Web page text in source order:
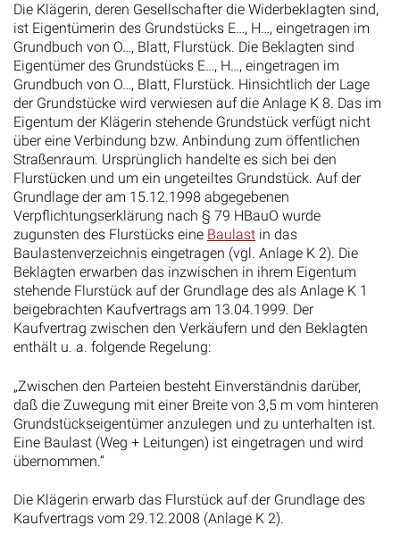
Die Klägerin, deren Gesellschafter die Widerbeklagten sind,
ist Eigentümerin des Grundstücks E…, H…, eingetragen im
Grundbuch von O…, Blatt, Flurstück. Die Beklagten sind
Eigentümer des Grundstücks E…, H…, eingetragen im
Grundbuch von O…, Blatt, Flurstück. Hinsichtlich der Lage
der Grundstücke wird verwiesen auf die Anlage K 8. Das im
Eigentum der Klägerin stehende Grundstück verfügt nicht
über eine Verbindung bzw. Anbindung zum öffentlichen
Straßenraum. Ursprünglich handelte es sich bei den
Flurstücken und um ein ungeteiltes Grundstück. Auf der
Grundlage der am 15.12.1998 abgegebenen
Verpflichtungserklärung nach § 79 HBauO wurde
zugunsten des Flurstücks eine Baulast in das
Baulastenverzeichnis eingetragen (vgl. Anlage K 2). Die
Beklagten erwarben das inzwischen in ihrem Eigentum
stehende Flurstück auf der Grundlage des als Anlage K 1
beigebrachten Kaufvertrags am 13.04.1999. Der
Kaufvertrag zwischen den Verkäufern und den Beklagten
enthält u. a. folgende Regelung:
„Zwischen den Parteien besteht Einverständnis darüber,
daß die Zuwegung mit einer Breite von 3,5 m vom hinteren
Grundstückseigentümer anzulegen und zu unterhalten ist.
Eine Baulast (Weg + Leitungen) ist eingetragen und wird
übernommen.“
Die Klägerin erwarb das Flurstück auf der Grundlage des
Kaufvertrags vom 29.12.2008 (Anlage K 2).